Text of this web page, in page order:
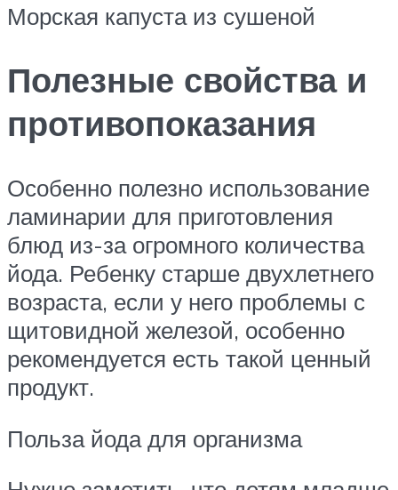
Морская капуста из сушеной
Полезные свойства и
противопоказания
Особенно полезно использование
ламинарии для приготовления
блюд из-за огромного количества
йода. Ребенку старше двухлетнего
возраста, если у него проблемы с
щитовидной железой, особенно
рекомендуется есть такой ценный
продукт.
Польза йода для организма